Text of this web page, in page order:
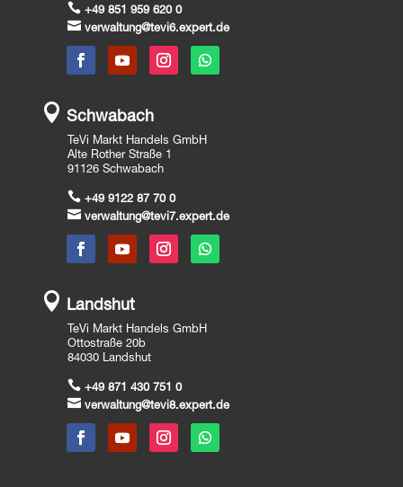
 +49 851 959 620 0
 verwaltung@tevi6.expert.de
 Schwabach
TeVi Markt Handels GmbH
Alte Rother Straße 1
91126 Schwabach
 +49 9122 87 70 0
 verwaltung@tevi7.expert.de
 Landshut
TeVi Markt Handels GmbH
Ottostraße 20b
84030 Landshut
 +49 871 430 751 0
 verwaltung@tevi8.expert.de